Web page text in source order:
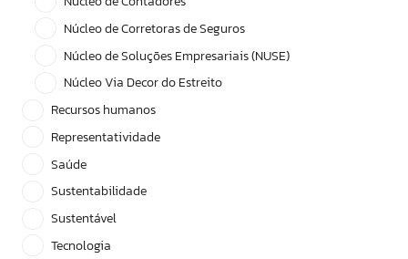
Núcleo de Corretoras de Seguros
Núcleo de Soluções Empresariais (NUSE)
Núcleo Via Decor do Estreito
Recursos humanos
Representatividade
Saúde
Sustentabilidade
Sustentável
Tecnologia